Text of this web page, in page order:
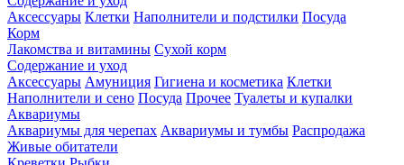
Аксессуары Клетки Наполнители и подстилки Посуда
Корм
Лакомства и витамины Сухой корм
Содержание и уход
Аксессуары Амуниция Гигиена и косметика Клетки
Наполнители и сено Посуда Прочее Туалеты и купалки
Аквариумы
Аквариумы для черепах Аквариумы и тумбы Распродажа
Живые обитатели